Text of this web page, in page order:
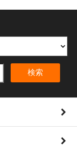
検索